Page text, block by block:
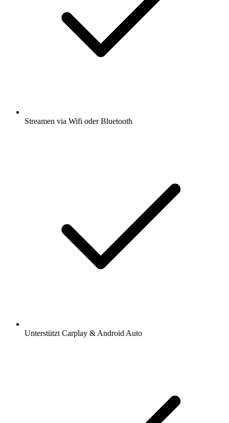
Streamen via Wifi oder Bluetooth
Unterstützt Carplay & Android Auto